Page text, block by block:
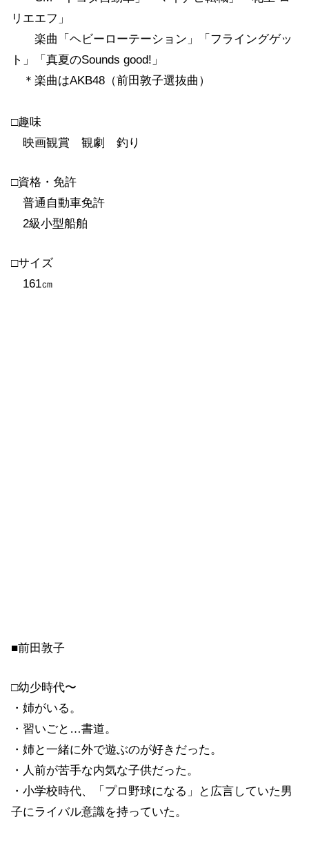
リエエフ」
楽曲「ヘビーローテーション」「フライングゲッ
ト」「真夏のSounds good!」
＊楽曲はAKB48（前田敦子選抜曲）
□趣味
映画観賞 観劇 釣り
□資格・免許
普通自動車免許
2級小型船舶
□サイズ
161㎝
■前田敦子
□幼少時代〜
・姉がいる。
・習いごと…書道。
・姉と一緒に外で遊ぶのが好きだった。
・人前が苦手な内気な子供だった。
・小学校時代、「プロ野球になる」と広言していた男
子にライバル意識を持っていた。